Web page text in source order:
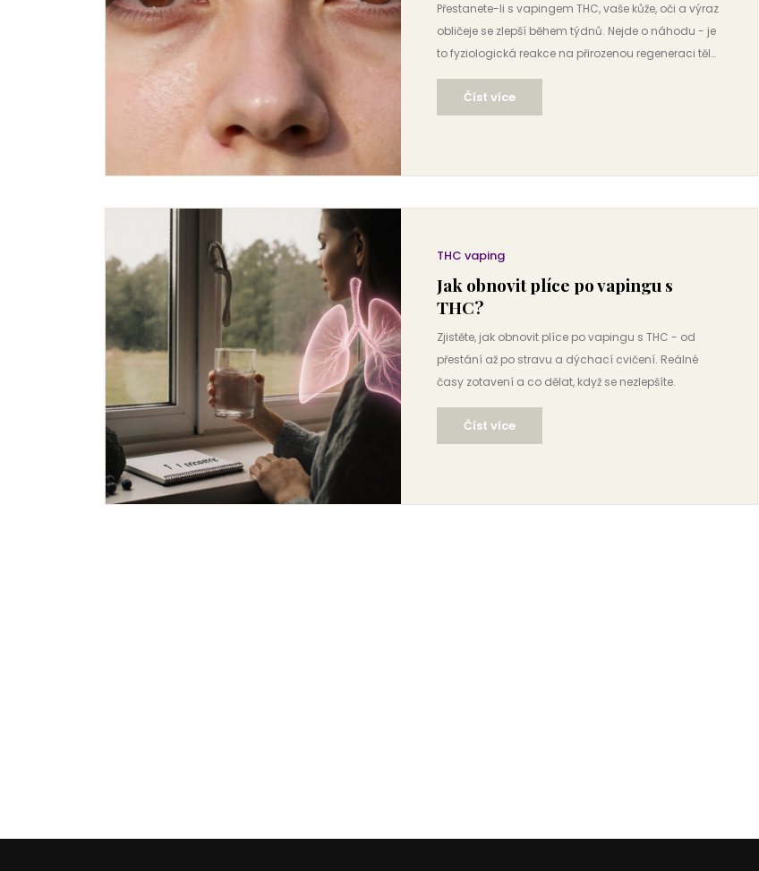
Přestanete-li s vapingem THC, vaše kůže, oči a výraz
obličeje se zlepší během týdnů. Nejde o náhodu - je
to fyziologická reakce na přirozenou regeneraci těla.
Více v článku.
Číst více
THC vaping
Jak obnovit plíce po vapingu s
THC?
Zjistěte, jak obnovit plíce po vapingu s THC - od
přestání až po stravu a dýchací cvičení. Reálné
časy zotavení a co dělat, když se nezlepšíte.
Číst více